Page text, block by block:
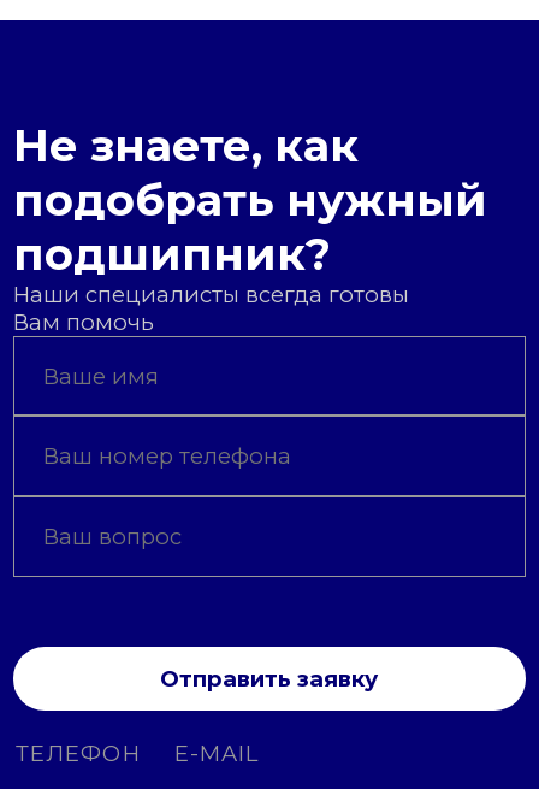
Не знаете, как
подобрать нужный
подшипник?
Наши специалисты всегда готовы
Вам помочь
Отправить заявку
ТЕЛЕФОН E-MAIL